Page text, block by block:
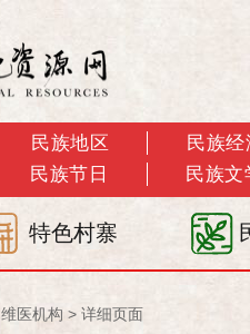
民族地区
民族经
民族节日 民族文
特色村寨
维医机构 > 详细页面